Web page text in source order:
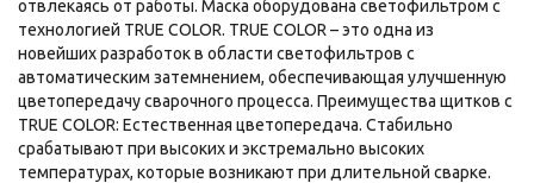
отвлекаясь от работы. Маска оборудована светофильтром с
технологией TRUE COLOR. TRUE COLOR – это одна из
новейших разработок в области светофильтров с
автоматическим затемнением, обеспечивающая улучшенную
цветопередачу сварочного процесса. Преимущества щитков с
TRUE COLOR: Естественная цветопередача. Стабильно
срабатывают при высоких и экстремально высоких
температурах, которые возникают при длительной сварке.